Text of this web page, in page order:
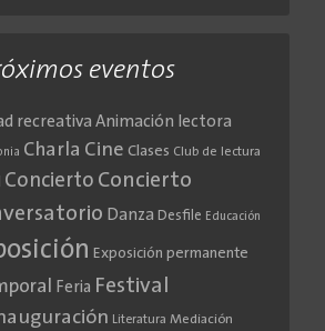
eventos
recreativa Animación lectora
Charla Cine Clases Club de lectura
Concierto Concierto
Danza Desfile Educación
Exposición permanente
Feria Festival
Literatura Mediación